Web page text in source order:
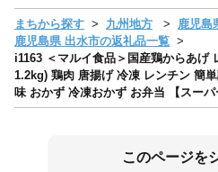
まちから探す 九州地方
鹿児島
鹿児島県 出水市の返礼品一覧
i1163 ＜マルイ食品＞国産鶏からあげ
1.2kg) 鶏肉 唐揚げ 冷凍 レンチン 簡
味 おかず 冷凍おかず お弁当 【スーパ
このページを